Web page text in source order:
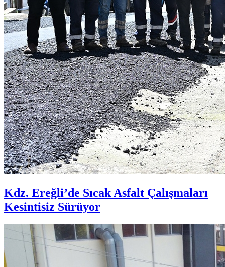
Kdz. Ereğli’de Sıcak Asfalt Çalışmaları
Kesintisiz Sürüyor